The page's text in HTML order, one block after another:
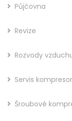
Půjčovna
Revize
Rozvody
Servis
Šroubové